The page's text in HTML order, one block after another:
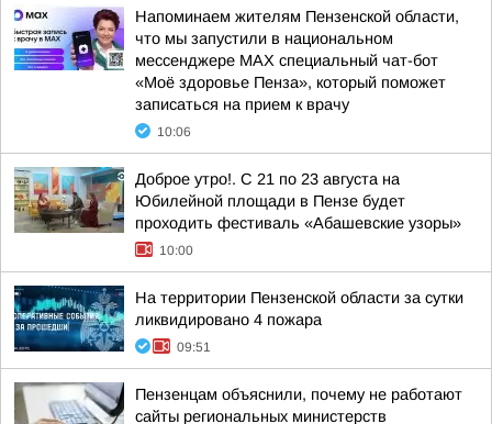
Напоминаем жителям Пензенской области,
что мы запустили в национальном
мессенджере МАХ специальный чат-бот
«Моё здоровье Пенза», который поможет
записаться на прием к врачу
10:06
Доброе утро!. С 21 по 23 августа на
Юбилейной площади в Пензе будет
проходить фестиваль «Абашевские узоры»
10:00
На территории Пензенской области за сутки
ликвидировано 4 пожара
09:51
Пензенцам объяснили, почему не работают
сайты региональных министерств